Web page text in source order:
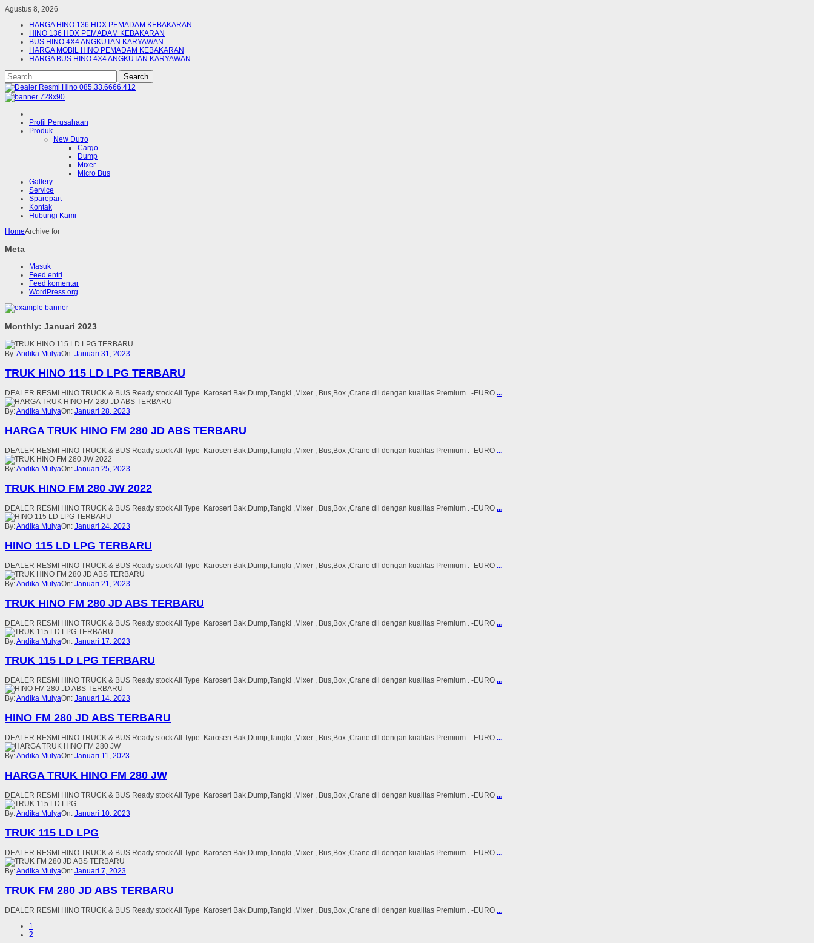
Agustus 8, 2026
HARGA HINO 136 HDX PEMADAM KEBAKARAN
HINO 136 HDX PEMADAM KEBAKARAN
BUS HINO 4X4 ANGKUTAN KARYAWAN
HARGA MOBIL HINO PEMADAM KEBAKARAN
HARGA BUS HINO 4X4 ANGKUTAN KARYAWAN
Profil Perusahaan
Produk
New Dutro
Cargo
Dump
Mixer
Micro Bus
Gallery
Service
Sparepart
Kontak
Hubungi Kami
HomeArchive for
Meta
Masuk
Feed entri
Feed komentar
WordPress.org
Monthly: Januari 2023
By:Andika MulyaOn: Januari 31, 2023
TRUK HINO 115 LD LPG TERBARU
DEALER RESMI HINO TRUCK & BUS Ready stock All Type Karoseri Bak,Dump,Tangki ,Mixer , Bus,Box ,Crane dll dengan kualitas Premium . -EURO ...
By:Andika MulyaOn: Januari 28, 2023
HARGA TRUK HINO FM 280 JD ABS TERBARU
DEALER RESMI HINO TRUCK & BUS Ready stock All Type Karoseri Bak,Dump,Tangki ,Mixer , Bus,Box ,Crane dll dengan kualitas Premium . -EURO ...
By:Andika MulyaOn: Januari 25, 2023
TRUK HINO FM 280 JW 2022
DEALER RESMI HINO TRUCK & BUS Ready stock All Type Karoseri Bak,Dump,Tangki ,Mixer , Bus,Box ,Crane dll dengan kualitas Premium . -EURO ...
By:Andika MulyaOn: Januari 24, 2023
HINO 115 LD LPG TERBARU
DEALER RESMI HINO TRUCK & BUS Ready stock All Type Karoseri Bak,Dump,Tangki ,Mixer , Bus,Box ,Crane dll dengan kualitas Premium . -EURO ...
By:Andika MulyaOn: Januari 21, 2023
TRUK HINO FM 280 JD ABS TERBARU
DEALER RESMI HINO TRUCK & BUS Ready stock All Type Karoseri Bak,Dump,Tangki ,Mixer , Bus,Box ,Crane dll dengan kualitas Premium . -EURO ...
By:Andika MulyaOn: Januari 17, 2023
TRUK 115 LD LPG TERBARU
DEALER RESMI HINO TRUCK & BUS Ready stock All Type Karoseri Bak,Dump,Tangki ,Mixer , Bus,Box ,Crane dll dengan kualitas Premium . -EURO ...
By:Andika MulyaOn: Januari 14, 2023
HINO FM 280 JD ABS TERBARU
DEALER RESMI HINO TRUCK & BUS Ready stock All Type Karoseri Bak,Dump,Tangki ,Mixer , Bus,Box ,Crane dll dengan kualitas Premium . -EURO ...
By:Andika MulyaOn: Januari 11, 2023
HARGA TRUK HINO FM 280 JW
DEALER RESMI HINO TRUCK & BUS Ready stock All Type Karoseri Bak,Dump,Tangki ,Mixer , Bus,Box ,Crane dll dengan kualitas Premium . -EURO ...
By:Andika MulyaOn: Januari 10, 2023
TRUK 115 LD LPG
DEALER RESMI HINO TRUCK & BUS Ready stock All Type Karoseri Bak,Dump,Tangki ,Mixer , Bus,Box ,Crane dll dengan kualitas Premium . -EURO ...
By:Andika MulyaOn: Januari 7, 2023
TRUK FM 280 JD ABS TERBARU
DEALER RESMI HINO TRUCK & BUS Ready stock All Type Karoseri Bak,Dump,Tangki ,Mixer , Bus,Box ,Crane dll dengan kualitas Premium . -EURO ...
1
2